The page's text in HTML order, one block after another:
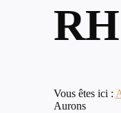
Vous êtes ici :
Aurons